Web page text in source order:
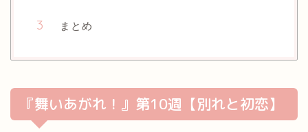
まとめ
『舞いあがれ！』第10週【別れと初恋】